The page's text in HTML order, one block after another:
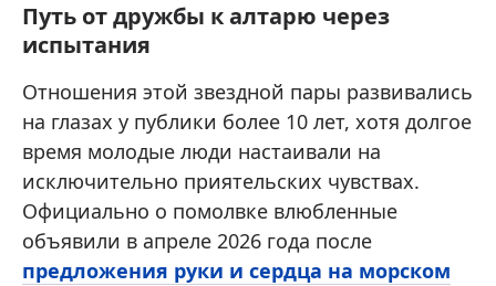
Путь от дружбы к алтарю через
испытания
Отношения этой звездной пары развивались
на глазах у публики более 10 лет, хотя долгое
время молодые люди настаивали на
исключительно приятельских чувствах.
Официально о помолвке влюбленные
объявили в апреле 2026 года после
предложения руки и сердца на морском